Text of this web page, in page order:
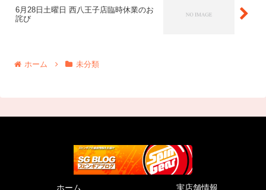
6月28日土曜日 西八王子店臨時休業のお
詫び
ホーム 未分類
ホーム 実店舗情報